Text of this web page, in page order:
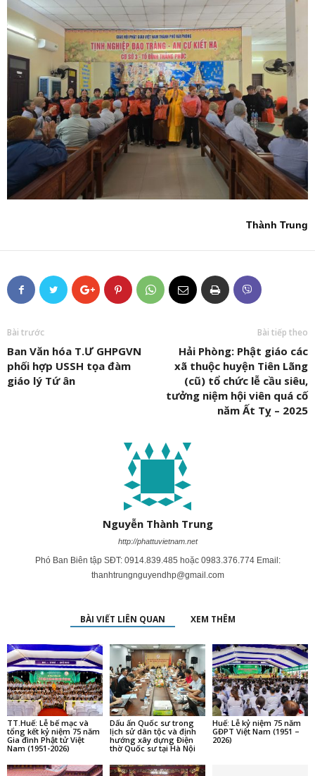
Thành Trung
Bài trước
Ban Văn hóa T.Ư GHPGVN
phối hợp USSH tọa đàm
giáo lý Tứ ân
Bài tiếp theo
Hải Phòng: Phật giáo các
xã thuộc huyện Tiên Lãng
(cũ) tổ chức lễ cầu siêu,
tưởng niệm hội viên quá cố
năm Ất Tỵ – 2025
Nguyễn Thành Trung
http://phattuvietnam.net
Phó Ban Biên tập SĐT: 0914.839.485 hoặc 0983.376.774 Email:
thanhtrungnguyendhp@gmail.com
BÀI VIẾT LIÊN QUAN XEM THÊM
TT.Huế: Lễ bế mạc và
tổng kết kỷ niệm 75 năm
Gia đình Phật tử Việt
Nam (1951-2026)
Dấu ấn Quốc sư trong
lịch sử dân tộc và định
hướng xây dựng Điện
thờ Quốc sư tại Hà Nội
Huế: Lễ kỷ niệm 75 năm
GĐPT Việt Nam (1951 –
2026)